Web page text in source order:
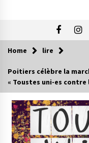
Home lire
Poitiers célèbre la
« Toustes uni-es contre